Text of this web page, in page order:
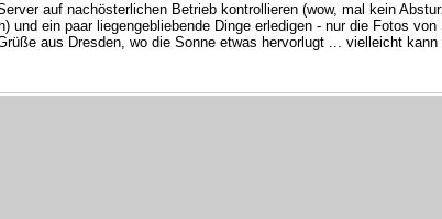
auf nachösterlichen Betrieb kontrollieren (wow, mal kein
ein paar liegengebliebende Dinge erledigen - nur die Fotos
aus Dresden, wo die Sonne etwas hervorlugt ... vielleicht